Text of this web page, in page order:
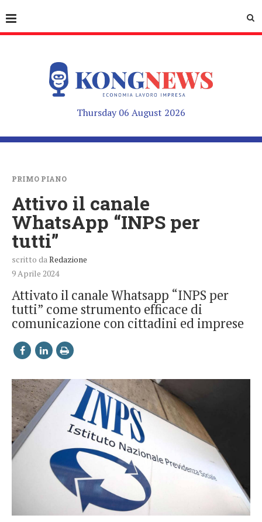
Thursday 06 August 2026
PRIMO PIANO
Attivo il canale
WhatsApp “INPS per
tutti”
scritto da Redazione
9 Aprile 2024
Attivato il canale Whatsapp “INPS per
tutti” come strumento efficace di
comunicazione con cittadini ed imprese